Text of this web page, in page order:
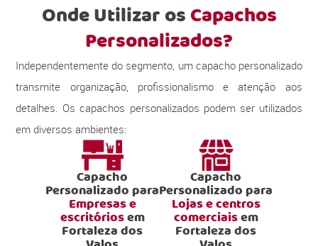
Onde Utilizar osCapachos
Personalizados?
Independentemente do segmento, um capacho personalizado
transmite organização, profissionalismo e atenção aos
detalhes. Os capachos personalizados podem ser utilizados
em diversos ambientes:
Capacho
Personalizado para
Empresas e
escritóriosem
Fortaleza dos
Capacho
Personalizado para
Lojas e centros
comerciaisem
Fortaleza dos